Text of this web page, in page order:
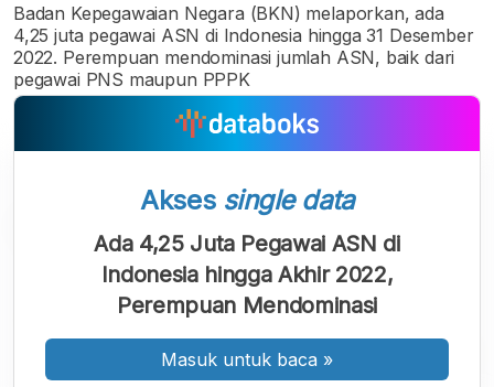
Badan Kepegawaian Negara (BKN) melaporkan, ada
4,25 juta pegawai ASN di Indonesia hingga 31 Desember
2022. Perempuan mendominasi jumlah ASN, baik dari
pegawai PNS maupun PPPK
Akses single data
Ada 4,25 Juta Pegawai ASN di
Indonesia hingga Akhir 2022,
Perempuan Mendominasi
Masuk untuk baca »